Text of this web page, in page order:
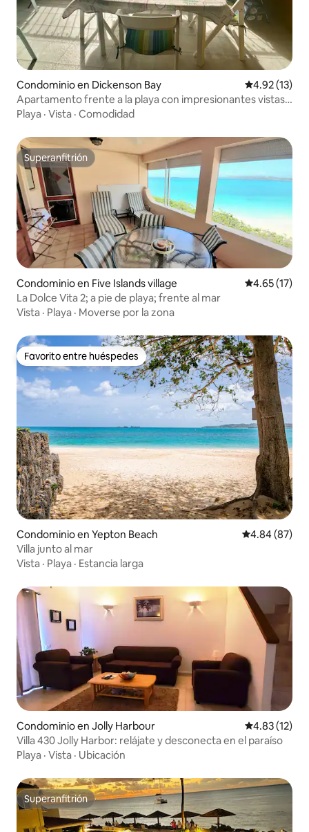
Condominio en Dickenson Bay Calificación
4.92 (13)
Apartamento frente a la playa con impresionantes vistas a
Marina Bay
Playa · Vista · Comodidad
Superanfitrión
Superanfitrión
Condominio en Five Islands village Calificación
4.65 (17)
La Dolce Vita 2; a pie de playa; frente al mar
Vista · Playa · Moverse por la zona
Favorito entre huéspedes
Favorito entre huéspedes
Condominio en Yepton Beach Calificación
4.84 (87)
Villa junto al mar
Vista · Playa · Estancia larga
Condominio en Jolly Harbour Calificación
4.83 (12)
Villa 430 Jolly Harbor: relájate y desconecta en el paraíso
Playa · Vista · Ubicación
Superanfitrión
Superanfitrión